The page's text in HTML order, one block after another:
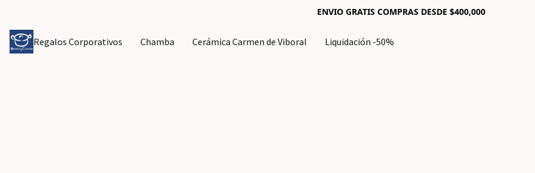
ENVIO GRATIS COMPRAS DESDE $400,000
Regalos Corporativos Chamba Cerámica Carmen de Viboral Liquidación -50%